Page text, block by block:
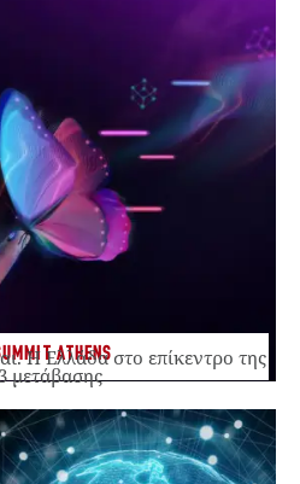
ATHENS
Η Ελλάδα στο επίκεντρο της
μετάβασης